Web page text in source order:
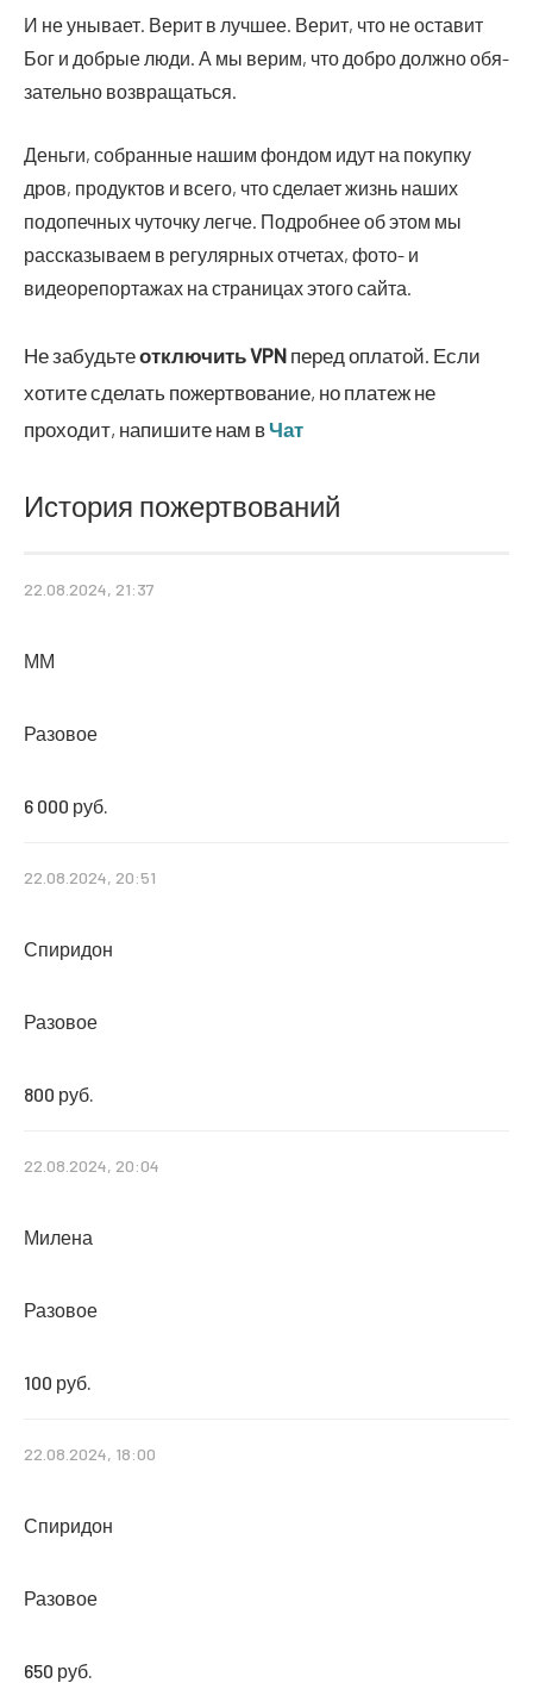
И не уны­ва­ет. Верит в луч­шее. Верит, что не оста­вит
Бог и доб­рые люди. А мы верим, что доб­ро долж­но обя­
за­тель­но возвращаться.
Деньги, собранные нашим фондом идут на покупку
дров, продуктов и всего, что сделает жизнь наших
подопечных чуточку легче. Подробнее об этом мы
рассказываем в регулярных отчетах, фото- и
видеорепортажах на страницах этого сайта.
Не забудьтеотключитьVPN перед оплатой. Если
хотите сделать пожертвование, но платеж не
проходит, напишите нам в Чат
История пожертвований
22.08.2024, 21:37
ММ
Разовое
6 000 руб.
22.08.2024, 20:51
Спиридон
Разовое
800 руб.
22.08.2024, 20:04
Милена
Разовое
100 руб.
22.08.2024, 18:00
Спиридон
Разовое
650 руб.